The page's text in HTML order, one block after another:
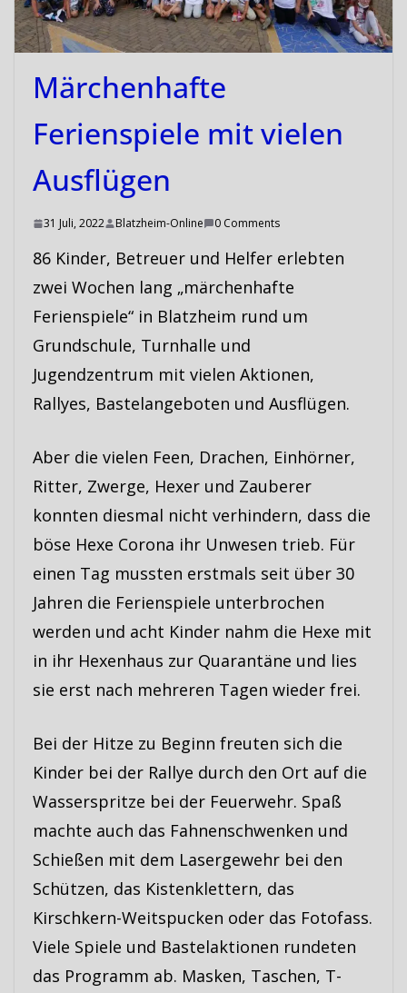
Märchenhafte
Ferienspiele mit vielen
Ausflügen
31 Juli, 2022 Blatzheim-Online 0 Comments
86 Kinder, Betreuer und Helfer erlebten
zwei Wochen lang „märchenhafte
Ferienspiele“ in Blatzheim rund um
Grundschule, Turnhalle und
Jugendzentrum mit vielen Aktionen,
Rallyes, Bastelangeboten und Ausflügen.
Aber die vielen Feen, Drachen, Einhörner,
Ritter, Zwerge, Hexer und Zauberer
konnten diesmal nicht verhindern, dass die
böse Hexe Corona ihr Unwesen trieb. Für
einen Tag mussten erstmals seit über 30
Jahren die Ferienspiele unterbrochen
werden und acht Kinder nahm die Hexe mit
in ihr Hexenhaus zur Quarantäne und lies
sie erst nach mehreren Tagen wieder frei.
Bei der Hitze zu Beginn freuten sich die
Kinder bei der Rallye durch den Ort auf die
Wasserspritze bei der Feuerwehr. Spaß
machte auch das Fahnenschwenken und
Schießen mit dem Lasergewehr bei den
Schützen, das Kistenklettern, das
Kirschkern-Weitspucken oder das Fotofass.
Viele Spiele und Bastelaktionen rundeten
das Programm ab. Masken, Taschen, T-